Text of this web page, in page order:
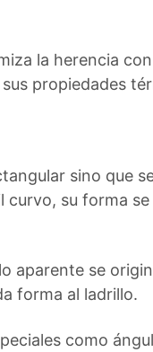
la herencia
propiedades
sino que
su forma
aparente se
forma al ladrillo.
como